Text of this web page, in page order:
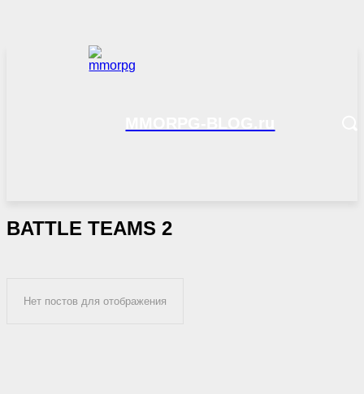
BATTLE TEAMS 2
Нет постов для отображения